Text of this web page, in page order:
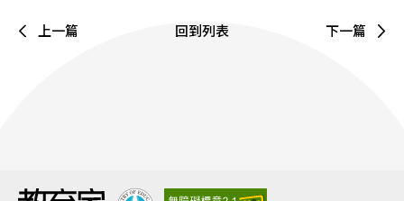
上一篇 回到列表 下一篇